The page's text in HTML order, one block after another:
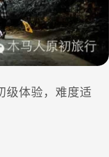
级体验，难度适